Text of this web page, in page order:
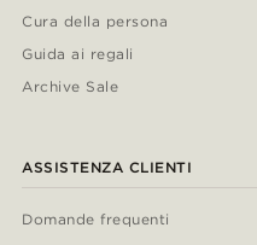
Cura della persona
Guida ai regali
Archive Sale
ASSISTENZA CLIENTI
Domande frequenti